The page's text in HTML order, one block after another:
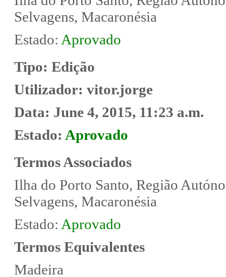
Selvagens, Macaronésia
Estado: Aprovado
Tipo: Edição
Utilizador: vitor.jorge
Data: June 4, 2015, 11:23 a.m.
Estado: Aprovado
Termos Associados
Ilha do Porto Santo, Região
Selvagens, Macaronésia
Estado: Aprovado
Termos Equivalentes
Madeira